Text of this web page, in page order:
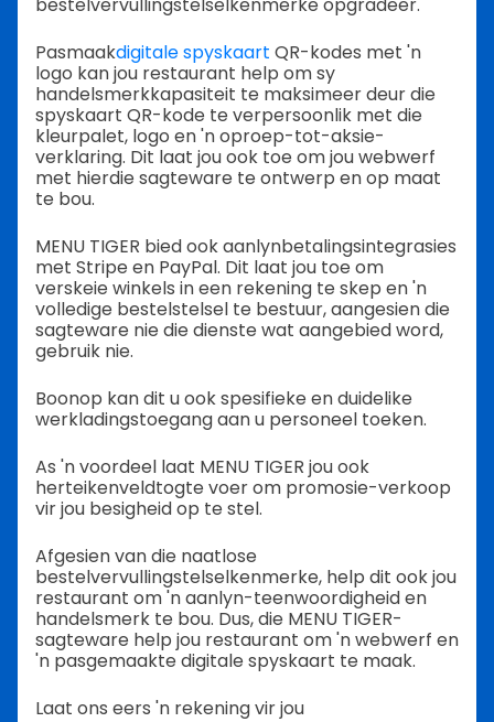
Pasmaakdigitale spyskaart QR-kodes met 'n
logo kan jou restaurant help om sy
handelsmerkkapasiteit te maksimeer deur die
spyskaart QR-kode te verpersoonlik met die
kleurpalet, logo en 'n oproep-tot-aksie-
verklaring. Dit laat jou ook toe om jou webwerf
met hierdie sagteware te ontwerp en op maat
te bou.
MENU TIGER bied ook aanlynbetalingsintegrasies
met Stripe en PayPal. Dit laat jou toe om
verskeie winkels in een rekening te skep en 'n
volledige bestelstelsel te bestuur, aangesien die
sagteware nie die dienste wat aangebied word,
gebruik nie.
Boonop kan dit u ook spesifieke en duidelike
werkladingstoegang aan u personeel toeken.
As 'n voordeel laat MENU TIGER jou ook
herteikenveldtogte voer om promosie-verkoop
vir jou besigheid op te stel.
Afgesien van die naatlose
bestelvervullingstelselkenmerke, help dit ook jou
restaurant om 'n aanlyn-teenwoordigheid en
handelsmerk te bou. Dus, die MENU TIGER-
sagteware help jou restaurant om 'n webwerf en
'n pasgemaakte digitale spyskaart te maak.
Laat ons eers 'n rekening vir jou